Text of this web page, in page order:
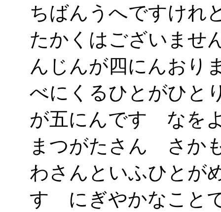
ちばんうへですけれ
たかくはございま
んじんが四にんお
べにくるひとがひ
が五にんです なを
まつがたさん さか
わさんといふひとが
す にぎやかなこと